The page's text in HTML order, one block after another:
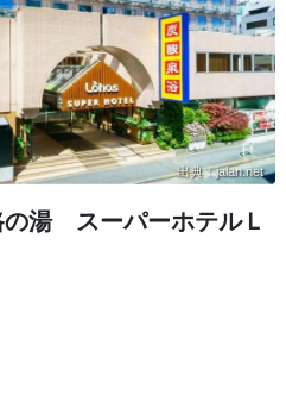
出典：jalan.net
湯 スーパーホテルＬ